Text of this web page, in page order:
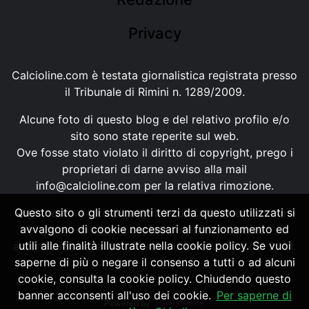
Privacy
Calcioline.com è testata giornalistica registrata presso
il Tribunale di Rimini n. 1289/2009.
Alcune foto di questo blog e del relativo profilo e/o
sito sono state reperite sul web.
Ove fosse stato violato il diritto di copyright, prego i
proprietari di darne avviso alla mail
info@calcioline.com per la relativa rimozione.
Ogni testo e foto di proprietà di Calcioline.com non
possono essere copiati o riprodotti, senza
autorizzazione, ai sensi della normativa n.29 del 2001.
Powered by SpheraHouse
Questo sito o gli strumenti terzi da questo utilizzati si
avvalgono di cookie necessari al funzionamento ed
utili alle finalità illustrate nella cookie policy. Se vuoi
saperne di più o negare il consenso a tutti o ad alcuni
cookie, consulta la cookie policy. Chiudendo questo
banner acconsenti all'uso dei cookie. Per saperne di